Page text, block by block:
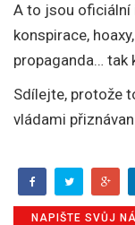
A to jsou oficiální
konspirace,
propaganda… tak
Sdílejte, protože
vládami
NAPIŠTE SVŮJ